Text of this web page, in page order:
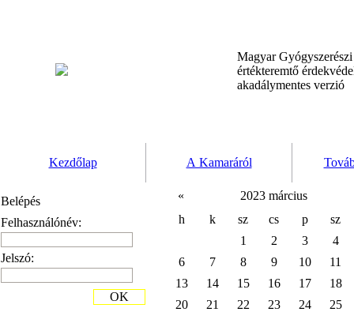
Magyar
értékteremtő
akadálymentes verzió
Kezdőlap A Kamaráról
Belépés
Felhasználónév:
Jelszó:
OK
«
2023 március
h
k sz cs p
sz
1
2 3
4
6
7 8 9 10
11
13
14 15 16 17
18
20
21 22 23 24
25